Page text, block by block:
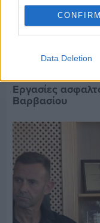
CONFIRM
Data Deletion
Εργασίες
Βαρβασίου